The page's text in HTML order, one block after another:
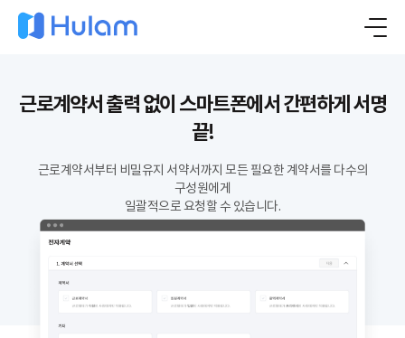
근로계약서 출력 없이 스마트폰에서 간편하게 서명
끝!
근로계약서부터 비밀유지 서약서까지 모든 필요한 계약서를 다수의
구성원에게
일괄적으로 요청할 수 있습니다.